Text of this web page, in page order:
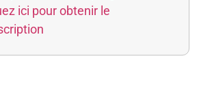
ici pour obtenir le